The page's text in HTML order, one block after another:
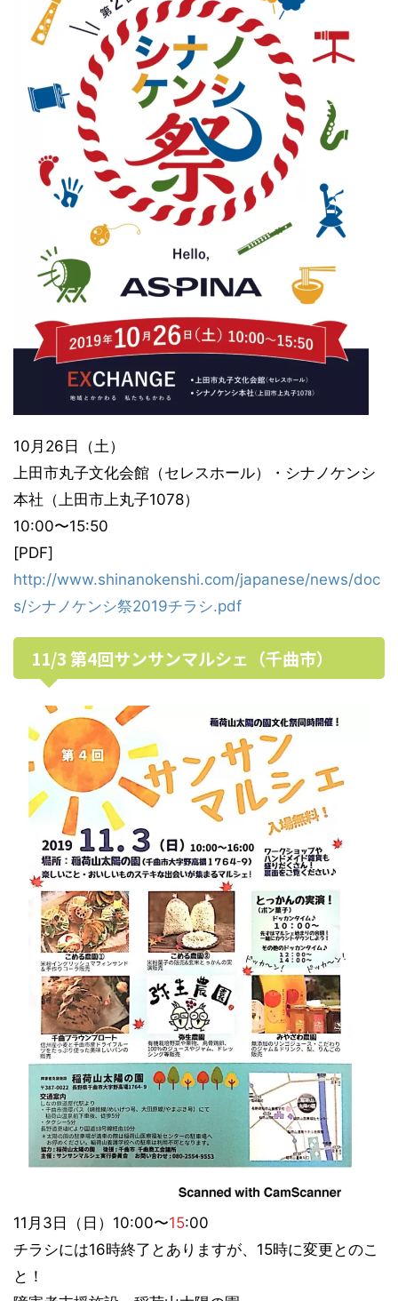
10月26日（土）
上田市丸子文化会館（セレスホール）・シナノケンシ
本社（上田市上丸子1078）
10:00〜15:50
[PDF]
http://www.shinanokenshi.com/japanese/news/doc
s/シナノケンシ祭2019チラシ.pdf
11/3 第4回サンサンマルシェ（千曲市）
11月3日（日）10:00〜15:00
チラシには16時終了とありますが、15時に変更とのこ
と！